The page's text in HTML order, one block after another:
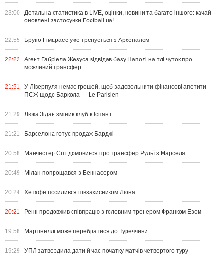
23:00
Детальна статистика в LIVE, оцінки, новини та багато іншого: качай
оновлені застосунки Football.ua!
22:55 Бруно Гімараес уже тренується з Арсеналом
22:22
Агент Габріела Жезуса відвідав базу Наполі на тлі чуток про
можливий трансфер
21:51
У Ліверпуля немає грошей, щоб задовольнити фінансові апетити
ПСЖ щодо Баркола — Le Parisien
21:29 Люка Зідан змінив клуб в Іспанії
21:21 Барселона готує продаж Барджі
20:58 Манчестер Сіті домовився про трансфер Рульї з Марселя
20:49 Мілан попрощався з Беннасером
20:24 Хетафе посилився півзахисником Ліона
20:21 Ренн продовжив співпрацю з головним тренером Франком Езом
19:58 Мартінеллі може перебратися до Туреччини
19:29 УПЛ затвердила дати й час початку матчів четвертого туру